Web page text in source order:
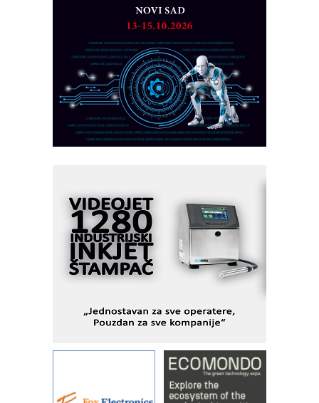
MOTOMAN – NEXT-Robotika vođena
veštačkom inteligencijom
I.SAFE MOBILE revolucioniše
industrijsku automatizaciju
pionirskimmobile operator PANEL-OM
Fleksibilno stezanje i brzo
podešavanje u proizvodnji prototipova
KIP KOP – napredna rešenja za
savremene industrijske i logističke
objekte
rešenjima
IBeRTIM - oprema za ispitivanje
kontrole kvaliteta
STAUFF – Komponente koje
povećavaju pouzdanost hidrauličkih
sistema
pouzdanost u transferu fluida
rešenja za filtraciju u hidrauličkim i
procesnim sistemima
Art Utopia Studio – vizuelne priče
industrije i biznisa